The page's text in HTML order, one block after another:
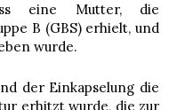
eine Mutter, die
B (GBS) erhielt, und
wurde.
der Einkapselung die
erhitzt wurde, die zur